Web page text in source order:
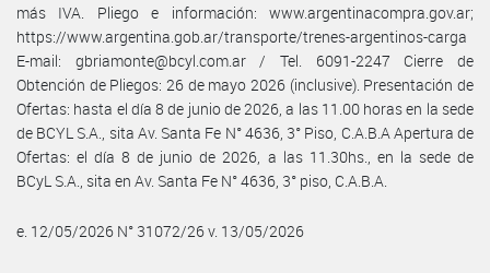
más IVA. Pliego e información: www.argentinacompra.gov.ar;
https://www.argentina.gob.ar/transporte/trenes-argentinos-carga
E-mail: gbriamonte@bcyl.com.ar / Tel. 6091-2247 Cierre de
Obtención de Pliegos: 26 de mayo 2026 (inclusive). Presentación de
Ofertas: hasta el día 8 de junio de 2026, a las 11.00 horas en la sede
de BCYL S.A., sita Av. Santa Fe N° 4636, 3° Piso, C.A.B.A Apertura de
Ofertas: el día 8 de junio de 2026, a las 11.30hs., en la sede de
BCyL S.A., sita en Av. Santa Fe N° 4636, 3° piso, C.A.B.A.
e. 12/05/2026 N° 31072/26 v. 13/05/2026